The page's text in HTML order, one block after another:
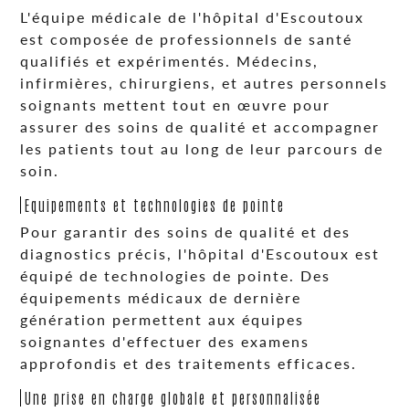
L'équipe médicale de l'hôpital d'Escoutoux
est composée de professionnels de santé
qualifiés et expérimentés. Médecins,
infirmières, chirurgiens, et autres personnels
soignants mettent tout en œuvre pour
assurer des soins de qualité et accompagner
les patients tout au long de leur parcours de
soin.
Equipements et technologies de pointe
Pour garantir des soins de qualité et des
diagnostics précis, l'hôpital d'Escoutoux est
équipé de technologies de pointe. Des
équipements médicaux de dernière
génération permettent aux équipes
soignantes d'effectuer des examens
approfondis et des traitements efficaces.
Une prise en charge globale et personnalisée